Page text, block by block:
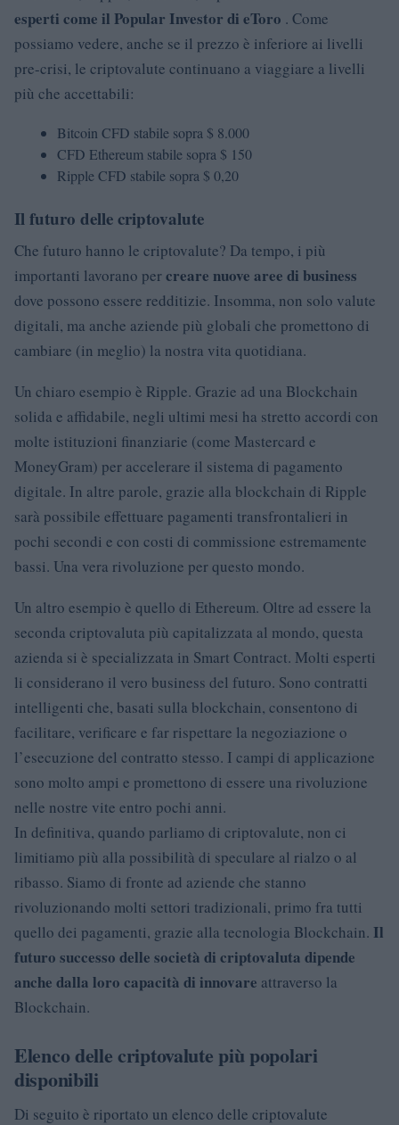
esperti come il Popular Investor di eToro . Come
possiamo vedere, anche se il prezzo è inferiore ai livelli
pre-crisi, le criptovalute continuano a viaggiare a livelli
più che accettabili:
Bitcoin CFD stabile sopra $ 8.000
CFD Ethereum stabile sopra $ 150
Ripple CFD stabile sopra $ 0,20
Il futuro delle criptovalute
Che futuro hanno le criptovalute? Da tempo, i più
importanti lavorano percreare nuove aree di business
dove possono essere redditizie. Insomma, non solo valute
digitali, ma anche aziende più globali che promettono di
cambiare (in meglio) la nostra vita quotidiana.
Un chiaro esempio è Ripple. Grazie ad una Blockchain
solida e affidabile, negli ultimi mesi ha stretto accordi con
molte istituzioni finanziarie (come Mastercard e
MoneyGram) per accelerare il sistema di pagamento
digitale. In altre parole, grazie alla blockchain di Ripple
sarà possibile effettuare pagamenti transfrontalieri in
pochi secondi e con costi di commissione estremamente
bassi. Una vera rivoluzione per questo mondo.
Un altro esempio è quello di Ethereum. Oltre ad essere la
seconda criptovaluta più capitalizzata al mondo, questa
azienda si è specializzata in Smart Contract. Molti esperti
li considerano il vero business del futuro. Sono contratti
intelligenti che, basati sulla blockchain, consentono di
facilitare, verificare e far rispettare la negoziazione o
l’esecuzione del contratto stesso. I campi di applicazione
sono molto ampi e promettono di essere una rivoluzione
nelle nostre vite entro pochi anni.
In definitiva, quando parliamo di criptovalute, non ci
limitiamo più alla possibilità di speculare al rialzo o al
ribasso. Siamo di fronte ad aziende che stanno
rivoluzionando molti settori tradizionali, primo fra tutti
quello dei pagamenti, grazie alla tecnologia Blockchain. Il
futuro successo delle società di criptovaluta dipende
anche dalla loro capacità di innovare attraverso la
Blockchain.
Elenco delle criptovalute più popolari
disponibili
Di seguito è riportato un elenco delle criptovalute